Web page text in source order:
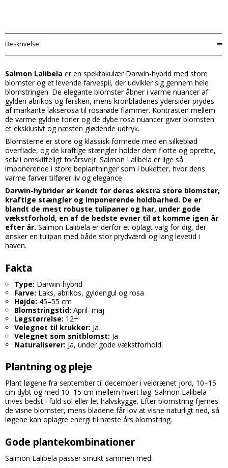
Beskrivelse
Salmon Lalibela er en spektakulær Darwin-hybrid med store
blomster og et levende farvespil, der udvikler sig gennem hele
blomstringen. De elegante blomster åbner i varme nuancer af
gylden abrikos og fersken, mens kronbladenes ydersider prydes
af markante lakserosa til rosarøde flammer. Kontrasten mellem
de varme gyldne toner og de dybe rosa nuancer giver blomsten
et eksklusivt og næsten glødende udtryk.
Blomsterne er store og klassisk formede med en silkeblød
overflade, og de kraftige stængler holder dem flotte og oprette,
selv i omskifteligt forårsvejr. Salmon Lalibela er lige så
imponerende i store beplantninger som i buketter, hvor dens
varme farver tilfører liv og elegance.
Darwin-hybrider er kendt for deres ekstra store blomster,
kraftige stængler og imponerende holdbarhed. De er
blandt de mest robuste tulipaner og har, under gode
vækstforhold, en af de bedste evner til at komme igen år
efter år. Salmon Lalibela er derfor et oplagt valg for dig, der
ønsker en tulipan med både stor prydværdi og lang levetid i
haven.
Fakta
Type: Darwin-hybrid
Farve: Laks, abrikos, gyldengul og rosa
Højde: 45–55 cm
Blomstringstid: April–maj
Løgstørrelse: 12+
Velegnet til krukker: Ja
Velegnet som snitblomst: Ja
Naturaliserer: Ja, under gode vækstforhold.
Plantning og pleje
Plant løgene fra september til december i veldrænet jord, 10–15
cm dybt og med 10–15 cm mellem hvert løg. Salmon Lalibela
trives bedst i fuld sol eller let halvskygge. Efter blomstring fjernes
de visne blomster, mens bladene får lov at visne naturligt ned, så
løgene kan oplagre energi til næste års blomstring.
Gode plantekombinationer
Salmon Lalibela passer smukt sammen med: